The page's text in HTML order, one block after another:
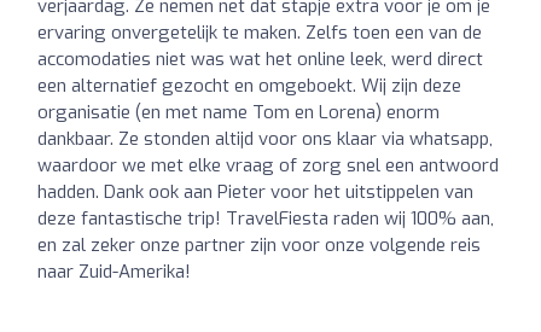
verjaardag. Ze nemen net dat stapje extra voor je om je
ervaring onvergetelijk te maken. Zelfs toen een van de
accomodaties niet was wat het online leek, werd direct
een alternatief gezocht en omgeboekt. Wij zijn deze
organisatie (en met name Tom en Lorena) enorm
dankbaar. Ze stonden altijd voor ons klaar via whatsapp,
waardoor we met elke vraag of zorg snel een antwoord
hadden. Dank ook aan Pieter voor het uitstippelen van
deze fantastische trip! TravelFiesta raden wij 100% aan,
en zal zeker onze partner zijn voor onze volgende reis
naar Zuid-Amerika!